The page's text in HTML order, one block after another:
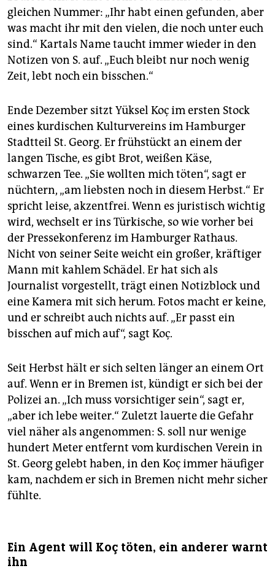
gleichen Nummer: „Ihr habt einen gefunden, aber
was macht ihr mit den vielen, die noch unter euch
sind.“ Kartals Name taucht immer wieder in den
Notizen von S. auf. „Euch bleibt nur noch wenig
Zeit, lebt noch ein bisschen.“
Ende Dezember sitzt Yüksel Koç im ersten Stock
eines kurdischen Kulturvereins im Hamburger
Stadtteil St. Georg. Er frühstückt an einem der
langen Tische, es gibt Brot, weißen Käse,
schwarzen Tee. „Sie wollten mich töten“, sagt er
nüchtern, „am liebsten noch in diesem Herbst.“ Er
spricht leise, akzentfrei. Wenn es juristisch wichtig
wird, wechselt er ins Türkische, so wie vorher bei
der Pressekonferenz im Hamburger Rathaus.
Nicht von seiner Seite weicht ein großer, kräftiger
Mann mit kahlem Schädel. Er hat sich als
Journalist vorgestellt, trägt einen Notizblock und
eine Kamera mit sich herum. Fotos macht er keine,
und er schreibt auch nichts auf. „Er passt ein
bisschen auf mich auf“, sagt Koç.
Seit Herbst hält er sich selten länger an einem Ort
auf. Wenn er in Bremen ist, kündigt er sich bei der
Polizei an. „Ich muss vorsichtiger sein“, sagt er,
„aber ich lebe weiter.“ Zuletzt lauerte die Gefahr
viel näher als angenommen: S. soll nur wenige
hundert Meter entfernt vom kurdischen Verein in
St. Georg gelebt haben, in den Koç immer häufiger
kam, nachdem er sich in Bremen nicht mehr sicher
fühlte.
Ein Agent will Koç töten, ein anderer warnt
ihn